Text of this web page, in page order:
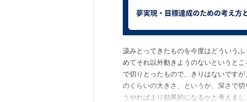
汲みとってきたものを今度はどういう
めてそれ以外動きようのないというと
で切りとったもので、きりはないです
のくらいの大きさ、というか、深さで
うやればより効果的になるかと考えま